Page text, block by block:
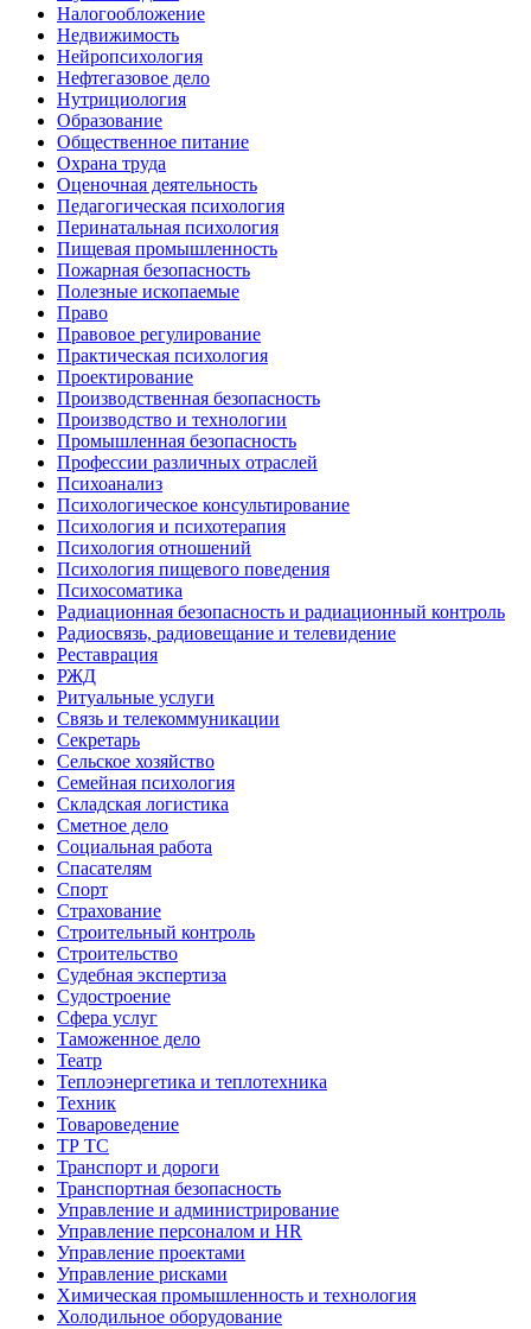
Налогообложение
Недвижимость
Нейропсихология
Нефтегазовое дело
Нутрициология
Образование
Общественное питание
Охрана труда
Оценочная деятельность
Педагогическая психология
Перинатальная психология
Пищевая промышленность
Пожарная безопасность
Полезные ископаемые
Право
Правовое регулирование
Практическая психология
Проектирование
Производственная безопасность
Производство и технологии
Промышленная безопасность
Профессии различных отраслей
Психоанализ
Психологическое консультирование
Психология и психотерапия
Психология отношений
Психология пищевого поведения
Психосоматика
Радиационная безопасность и радиационный контроль
Радиосвязь, радиовещание и телевидение
Реставрация
РЖД
Ритуальные услуги
Связь и телекоммуникации
Секретарь
Сельское хозяйство
Семейная психология
Складская логистика
Сметное дело
Социальная работа
Спасателям
Спорт
Страхование
Строительный контроль
Строительство
Судебная экспертиза
Судостроение
Сфера услуг
Таможенное дело
Театр
Теплоэнергетика и теплотехника
Техник
Товароведение
ТР ТС
Транспорт и дороги
Транспортная безопасность
Управление и администрирование
Управление персоналом и HR
Управление проектами
Управление рисками
Химическая промышленность и технология
Холодильное оборудование